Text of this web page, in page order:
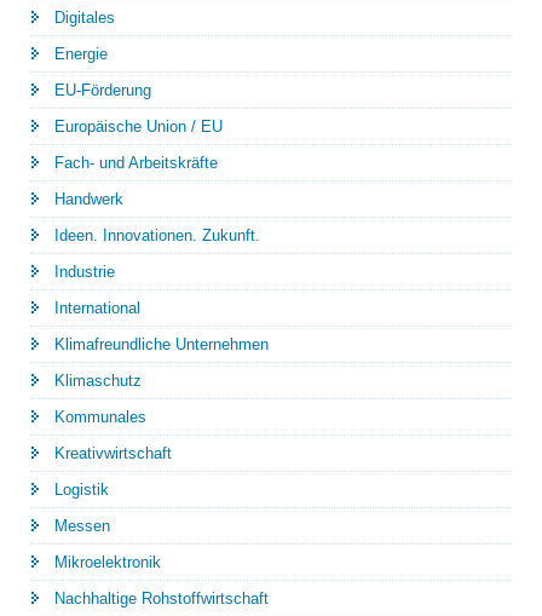
Digitales
Energie
EU-Förderung
Europäische Union / EU
Fach- und Arbeitskräfte
Handwerk
Ideen. Innovationen. Zukunft.
Industrie
International
Klimafreundliche Unternehmen
Klimaschutz
Kommunales
Kreativwirtschaft
Logistik
Messen
Mikroelektronik
Nachhaltige Rohstoffwirtschaft